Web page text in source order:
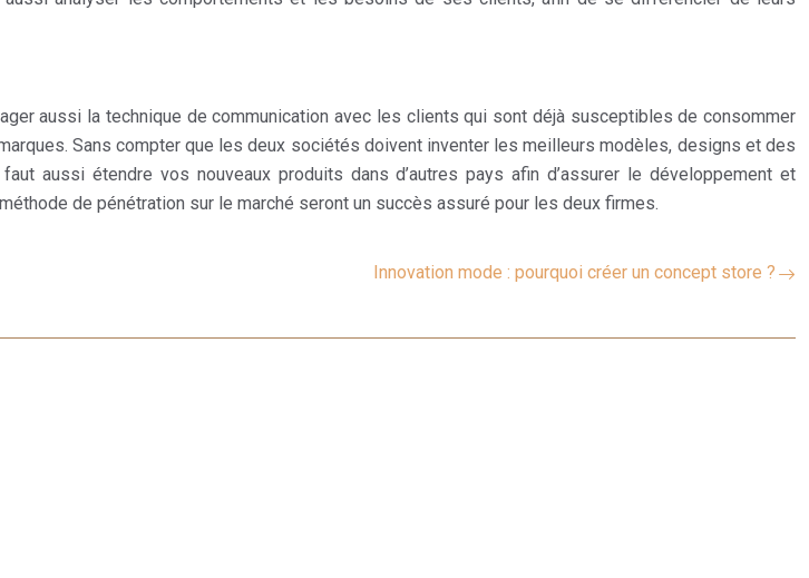
aussi la technique de communication avec les clients qui sont déjà susceptibles de consommer
Sans compter que les deux sociétés doivent inventer les meilleurs modèles, designs et des
aussi étendre vos nouveaux produits dans d’autres pays afin d’assurer le développement et
de pénétration sur le marché seront un succès assuré pour les deux firmes.
Innovation mode : pourquoi créer un concept store ?